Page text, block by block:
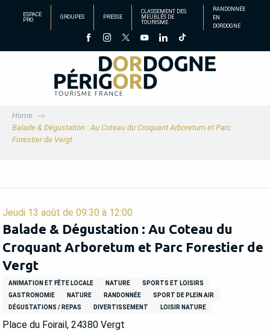
principal
ESPACE
PRO
GROUPES PRESSE
CLASSEMENT DES
MEUBLÉS DE
TOURISME
RANDONNÉE
EN
DORDOGNE
Home
Balade & Dégustation : Au Coteau du Croquant Arboretum et Parc
Forestier de Vergt
Jeudi 13 août de 09:30 à 12:00
Balade & Dégustation : Au Coteau du
Croquant Arboretum et Parc Forestier de
Vergt
ANIMATION ET FÊTE LOCALE NATURE
SPORTS ET LOISIRS
GASTRONOMIE
NATURE RANDONNÉE
SPORT DE PLEIN AIR
DÉGUSTATIONS / REPAS
DIVERTISSEMENT LOISIR NATURE
Place du Foirail, 24380 Vergt